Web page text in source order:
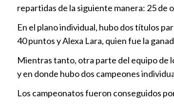
repartidas de la siguiente manera: 25 de
En el plano individual, hubo dos títulos
40 puntos y Alexa Lara, quien fue la
Mientras tanto, otra parte del equipo de
y en donde hubo dos campeones
Los campeonatos fueron conseguidos